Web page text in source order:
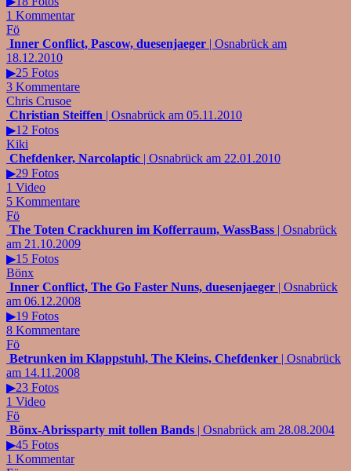
1 Kommentar
Fö
Inner Conflict, Pascow, duesenjaeger | Osnabrück am
18.12.2010
▶25 Fotos
3 Kommentare
Chris Crusoe
Christian Steiffen | Osnabrück am 05.11.2010
▶12 Fotos
Kiki
Chefdenker, Narcolaptic | Osnabrück am 22.01.2010
▶29 Fotos
1 Video
5 Kommentare
Fö
The Toten Crackhuren im Kofferraum, WassBass | Osnabrück
am 21.10.2009
▶15 Fotos
Bönx
Inner Conflict, The Go Faster Nuns, duesenjaeger | Osnabrück
am 06.12.2008
▶19 Fotos
8 Kommentare
Fö
Betrunken im Klappstuhl, The Kleins, Chefdenker | Osnabrück
am 14.11.2008
▶23 Fotos
1 Video
Fö
Bönx-Abrissparty mit tollen Bands | Osnabrück am 28.08.2004
▶45 Fotos
1 Kommentar